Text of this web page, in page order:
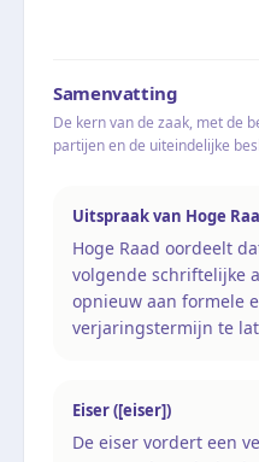
Samenvatting
De kern van de zaak, met de
partijen en de uiteindelijke
Uitspraak van Hoge
Hoge Raad oordeelt
volgende schriftelijke
opnieuw aan formele
verjaringstermijn te
Eiser ([eiser])
De eiser vordert een